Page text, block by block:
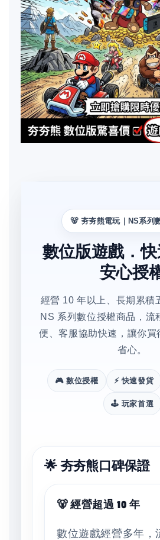
🐻 夯夯熊電玩｜NS系列
數位版遊戲．快
安心授
經營 10 年以上、長期累積
NS 系列數位授權商品，流
便、客服協助快速，讓你買
省心。
🎮 數位授權 ⚡ 快速發貨
🕹️ 玩家首選
🌟 夯夯熊口碑保證
🐻 經營超過 10 年
數位遊戲經營多年，